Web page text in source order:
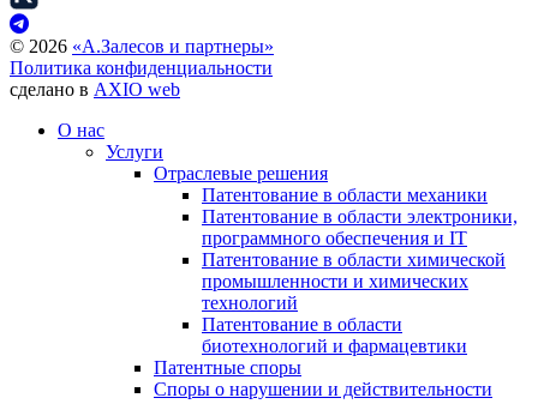
© 2026 «А.Залесов и партнеры»
Политика конфиденциальности
сделано в AXIO web
О нас
Услуги
Отраслевые решения
Патентование в области механики
Патентование в области электроники,
программного обеспечения и IT
Патентование в области химической
промышленности и химических
технологий
Патентование в области
биотехнологий и фармацевтики
Патентные споры
Споры о нарушении и действительности